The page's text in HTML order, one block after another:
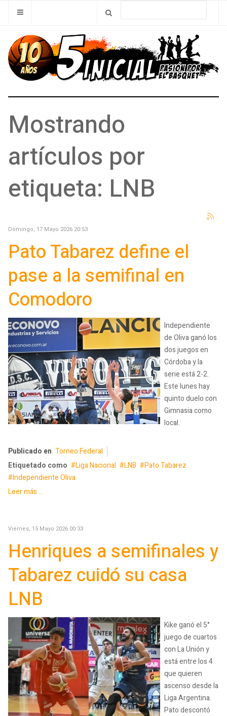
Mostrando
artículos por
etiqueta: LNB
Domingo, 17 Mayo 2026 20:53
Pato Tabarez define el
pase a la semifinal en
Comodoro
Independiente
de Oliva ganó los
dos juegos en
Córdoba y la
serie está 2-2.
Este lunes hay
quinto duelo con
Gimnasia como
local.
Publicado en Torneo Federal
Etiquetado como
Liga Nacional LNB
Pato Tabarez
Independiente Oliva
Leer más ...
Viernes, 15 Mayo 2026 00:33
Henriques a semifinales y
Tabarez cuidó su casa
LNB
Kike ganó el 5°
juego de cuartos
con La Unión y
está entre los 4
que quieren
ascenso desde la
Liga Argentina.
Pato descontó